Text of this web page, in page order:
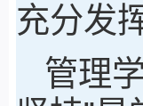
充分发
管理